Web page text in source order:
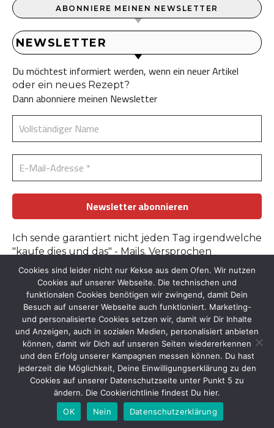
ABONNIERE MEINEN NEWSLETTER
NEWSLETTER
Du möchtest informiert werden, wenn ein neuer Artikel
oder ein neues Rezept?
Dann abonniere meinen Newsletter
Ich sende garantiert nicht jeden Tag irgendwelche
"kaufe dies und das" - Mails. Versprochen
Erfahre mehr in der Datenschutzerklärung.
Kontakt :: Bildnachweise ::Datenschutz
Impressum
© 2026 by Tante-Iris.de
Graceful Theme byOptima Themes
Cookies sind leider nicht nur Kekse aus dem Ofen. Wir nutzen
Cookies auf unserer Webseite. Die technischen und
funktionalen Cookies benötigen wir zwingend, damit Dein
Besuch auf unserer Webseite auch funktioniert. Marketing-
und personalisierte Cookies setzen wir, damit wir Dir Inhalte
und Anzeigen, auch in sozialen Medien, personalisiert anbieten
können, damit wir Dich auf unseren Seiten wiedererkennen
und den Erfolg unserer Kampagnen messen können. Du hast
jederzeit die Möglichkeit, Deine Einwilligungserklärung zu den
Cookies auf unserer Datenschutzseite unter Punkt 5 zu
ändern. Die Cookierichtlinie findest Du hier.
OK
Nein Datenschutzerklärung